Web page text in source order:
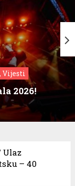
Vijesti
2026!
Ulaz
– 40